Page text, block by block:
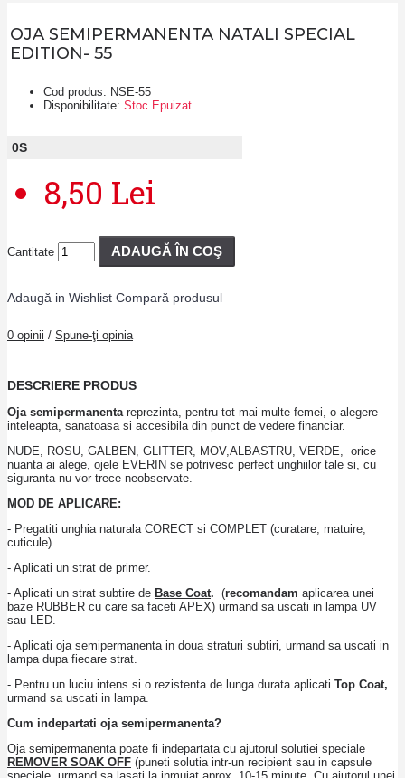
OJA SEMIPERMANENTA NATALI SPECIAL
EDITION- 55
Cod produs: NSE-55
Disponibilitate: Stoc Epuizat
0S
8,50 Lei
Cantitate ADAUGĂ ÎN COŞ
Adaugă in Wishlist Compară produsul
0 opinii / Spune-ţi opinia
DESCRIERE PRODUS
Oja semipermanenta reprezinta, pentru tot mai multe femei, o alegere
inteleapta, sanatoasa si accesibila din punct de vedere financiar.
NUDE, ROSU, GALBEN, GLITTER, MOV,ALBASTRU, VERDE, orice
nuanta ai alege, ojele EVERIN se potrivesc perfect unghiilor tale si, cu
siguranta nu vor trece neobservate.
MOD DE APLICARE:
- Pregatiti unghia naturala CORECT si COMPLET (curatare, matuire,
cuticule).
- Aplicati un strat de primer.
- Aplicati un strat subtire de Base Coat. (recomandam aplicarea unei
baze RUBBER cu care sa faceti APEX) urmand sa uscati in lampa UV
sau LED.
- Aplicati oja semipermanenta in doua straturi subtiri, urmand sa uscati in
lampa dupa fiecare strat.
- Pentru un luciu intens si o rezistenta de lunga durata aplicati Top Coat,
urmand sa uscati in lampa.
Cum indepartati oja semipermanenta?
Oja semipermanenta poate fi indepartata cu ajutorul solutiei speciale
REMOVER SOAK OFF (puneti solutia intr-un recipient sau in capsule